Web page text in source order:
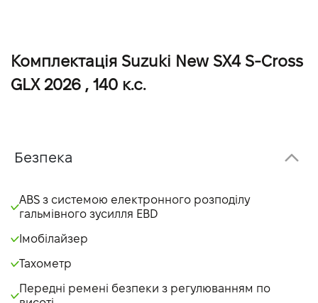
Комплектація Suzuki New SX4 S-Cross
GLX 2026 , 140 к.с.
Безпека
ABS з системою електронного розподілу
гальмівного зусилля EBD
Імобілайзер
Тахометр
Передні ремені безпеки з регулюванням по